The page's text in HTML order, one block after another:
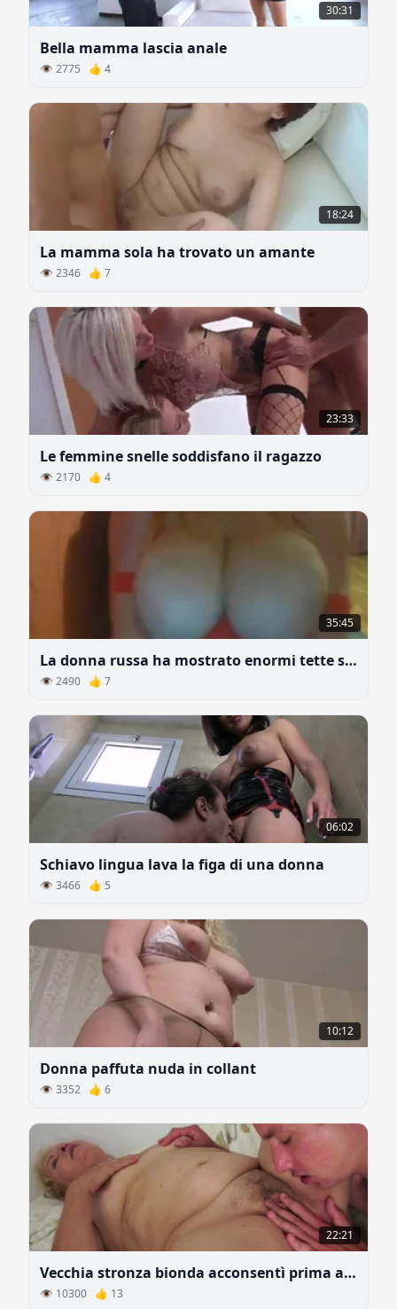
30:31
Bella mamma lascia anale
👁 2775 👍 4
18:24
La mamma sola ha trovato un amante
👁 2346 👍 7
23:33
Le femmine snelle soddisfano il ragazzo
👁 2170 👍 4
35:45
La donna russa ha mostrato enormi tette su skype
👁 2490 👍 7
06:02
Schiavo lingua lava la figa di una donna
👁 3466 👍 5
10:12
Donna paffuta nuda in collant
👁 3352 👍 6
22:21
Vecchia stronza bionda acconsentì prima al sesso orale e poi a quello vaginale
👁 10300 👍 13